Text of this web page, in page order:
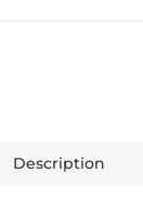
Description